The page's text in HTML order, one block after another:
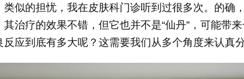
似的担忧，我在皮肤科门诊听到过很多次。的确
治疗的效果不错，但它也并不是“仙丹”，可能带
应到底有多大呢？这需要我们从多个角度来认真分